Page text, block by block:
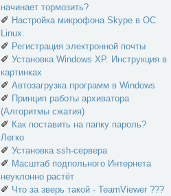
начинает тормозить?
✐ Настройка микрофона Skype в ОС
Linux.
✐ Регистрация электронной почты
✐ Установка Windows XP. Инструкция в
картинках
✐ Автозагрузка программ в Windows
✐ Принцип работы архиватора
(Алгоритмы сжатия)
✐ Как поставить на папку пароль?
Легко
✐ Установка ssh-сервера
✐ Масштаб подпольного Интернета
неуклонно растёт
✐ Что за зверь такой - TeamViewer ???